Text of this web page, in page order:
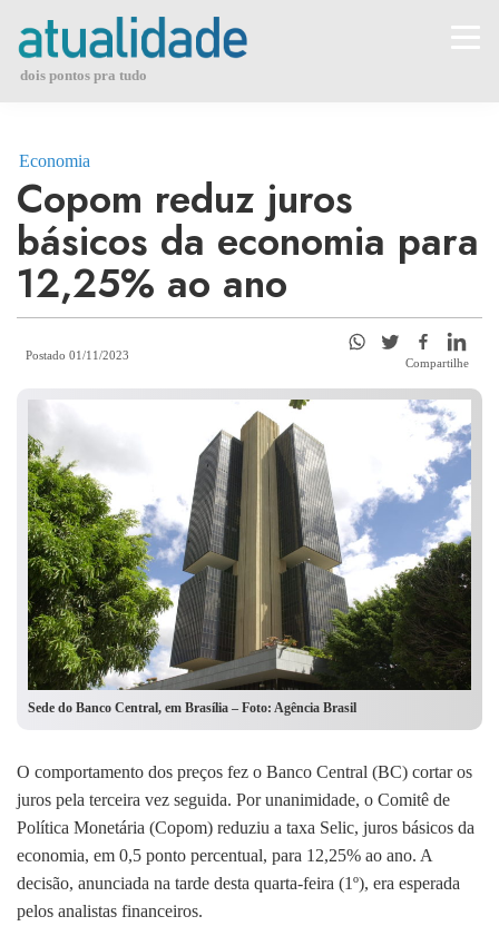
contentdois pontos pra tudo
Economia
Copom reduz juros
básicos da economia para
12,25% ao ano
Postado 01/11/2023
Compartilhe
Sede do Banco Central, em Brasília – Foto: Agência Brasil
O comportamento dos preços fez o Banco Central (BC) cortar os
juros pela terceira vez seguida. Por unanimidade, o Comitê de
Política Monetária (Copom) reduziu a taxa Selic, juros básicos da
economia, em 0,5 ponto percentual, para 12,25% ao ano. A
decisão, anunciada na tarde desta quarta-feira (1º), era esperada
pelos analistas financeiros.